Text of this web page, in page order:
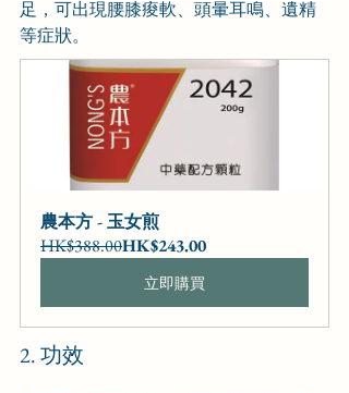
足，可出現腰膝痠軟、頭暈耳鳴、遺精
等症狀。
農本方 - 玉女煎
HK$388.00HK$243.00
立即購買
2. 功效